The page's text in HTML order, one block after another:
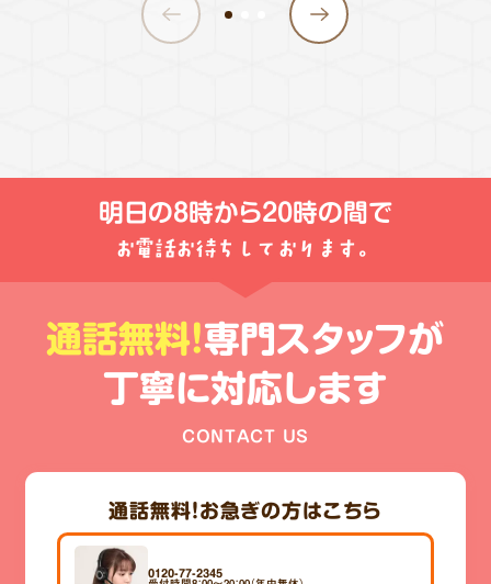
明日の8時から20時の間で
お電話お待ちしております。
通話無料!専門スタッフが
丁寧に対応します
CONTACT US
通話無料！お急ぎの方はこちら
0120-77-2345